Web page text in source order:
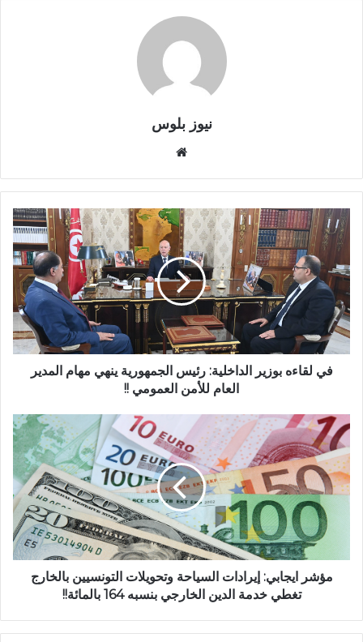
نيوز بلوس
في لقاءه بوزير الداخلية: رئيس الجمهورية ينهي مهام المدير
العام للأمن العمومي !!
مؤشر ايجابي: إيرادات السياحة وتحويلات التونسيين بالخارج
تغطي خدمة الدين الخارجي بنسبه 164 بالمائة!!